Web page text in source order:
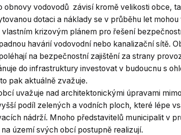
obnovy vodovodů závisí kromě velikosti obce,
dotaci a náklady se v průběhu let mohou
krizovým plánem pro řešení
havárií vodovodní nebo kanalizační sítě.
na bezpečnostní zajištění za strany
do infrastruktury investovat v budoucnu s
pak aktuálně zvažuje.
uvažuje nad architektonickými úpravami
podíl zelených a vodních ploch, které lépe
nádrží. Mnoho představitelů municipalit v
území svých obcí postupně realizují.